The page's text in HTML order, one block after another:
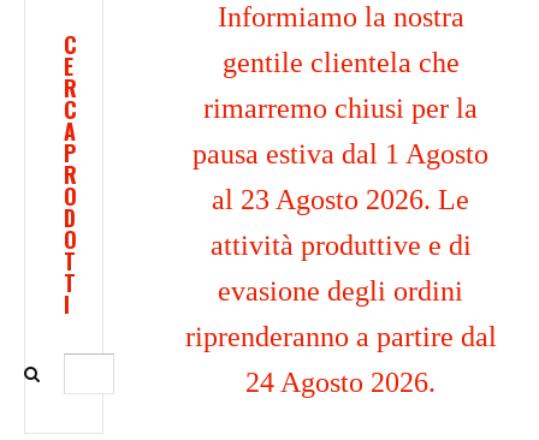
Informiamo la nostra
gentile clientela che
rimarremo chiusi per la
pausa estiva dal 1 Agosto
al 23 Agosto 2026. Le
attività produttive e di
evasione degli ordini
riprenderanno a partire dal
24 Agosto 2026.
C
E
R
C
A
P
R
O
D
O
T
T
I